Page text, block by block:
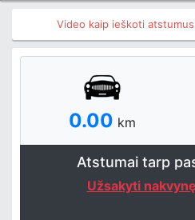
Video kaip ieškoti
0.00 km
Atstumai tarp
Užsakyti nakvynę